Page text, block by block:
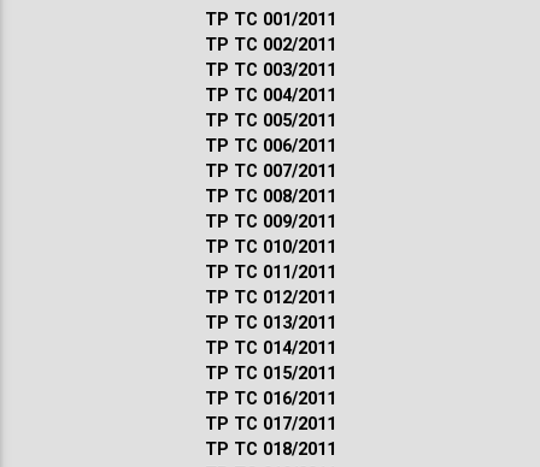
ТР ТС 001/2011
ТР ТС 002/2011
ТР ТС 003/2011
ТР ТС 004/2011
ТР ТС 005/2011
ТР ТС 006/2011
ТР ТС 007/2011
ТР ТС 008/2011
ТР ТС 009/2011
ТР ТС 010/2011
ТР ТС 011/2011
ТР ТС 012/2011
ТР ТС 013/2011
ТР ТС 014/2011
ТР ТС 015/2011
ТР ТС 016/2011
ТР ТС 017/2011
ТР ТС 018/2011